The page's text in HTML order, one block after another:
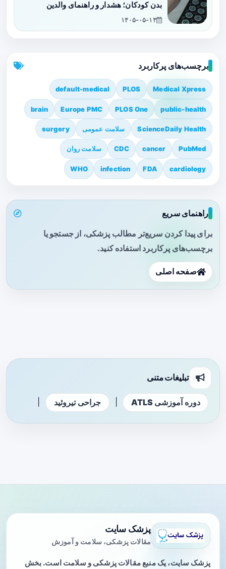
بدن کودکان؛ هشدار و راهنمای والدین
۱۴۰۵-۰۵-۱۴
برچسب‌های پرکاربرد
Medical Xpress
PLOS
default-medical
public-health
PLOS One
Europe PMC
brain
ScienceDaily Health سلامت عمومی surgery
PubMed
cancer
CDC سلامت روان
cardiology
FDA
infection
WHO
راهنمای سریع
برای پیدا کردن سریع‌تر مطالب پزشکی، از جستجو یا
برچسب‌های پرکاربرد استفاده کنید.
صفحه اصلی
تبلیغات متنی
دوره آموزشی ATLS جراحی تیروئید
پزشک سایت
مقالات پزشکی، سلامت و آموزش
پزشک سایت، یک منبع مقالات پزشکی و سلامت است. بخش